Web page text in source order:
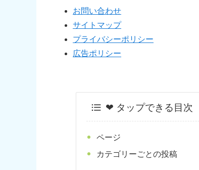
お問い合わせ
サイトマップ
プライバシーポリシー
広告ポリシー
❤︎ タップできる目次
ページ
カテゴリーごとの投稿